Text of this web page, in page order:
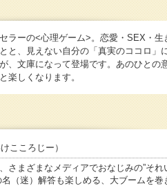
ラーの<心理ゲーム>。恋愛・SEX・生
と、見えない自分の「真実のココロ」
、文庫になって登場です。あのひとの
楽しくなります。
こころじー）
さまざまなメディアでおなじみの”それ
（迷）解答も楽しめる、大ブームを巻